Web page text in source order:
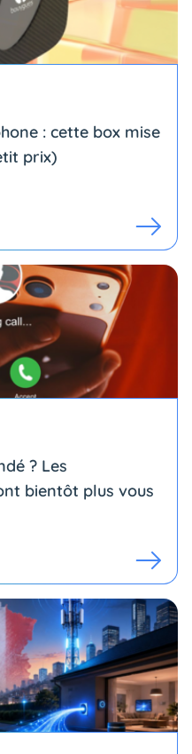
: cette box mise
prix)
? Les
bientôt plus vous